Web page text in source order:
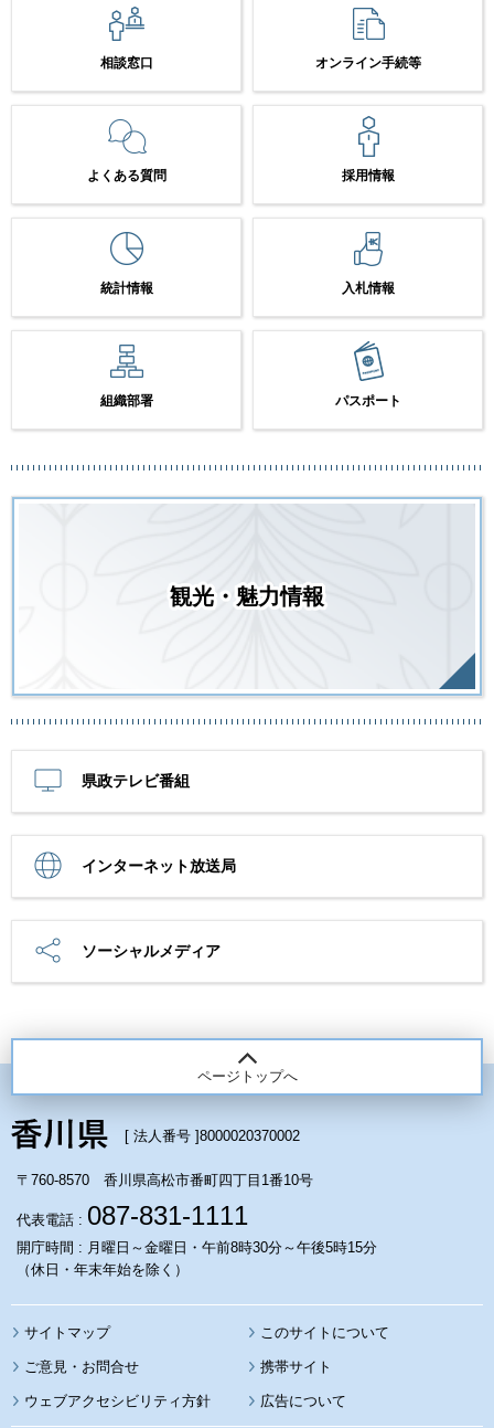
相談窓口 オンライン手続等
よくある質問 採用情報
統計情報 入札情報
組織部署 パスポート
観光・魅力情報
県政テレビ番組
インターネット放送局
ソーシャルメディア
ページトップへ
[ 法人番号 ]8000020370002
〒760-8570 香川県高松市番町四丁目1番10号
代表電話 : 087-831-1111
開庁時間 : 月曜日～金曜日・午前8時30分～午後5時15分
（休日・年末年始を除く）
サイトマップ このサイトについて
携帯サイト
ウェブアクセシビリティ方針 広告について